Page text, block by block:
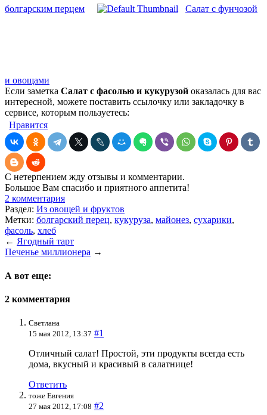
болгарским перцем Салат с фунчозой
и овощами
Если заметка Салат с фасолью и кукурузой оказалась для вас
интересной, можете поставить ссылочку или закладочку в
сервисе, которым пользуетесь:
Нравится
С нетерпением жду отзывы и комментарии.
Большое Вам спасибо и приятного аппетита!
2 комментария
Раздел: Из овощей и фруктов
Метки: болгарский перец, кукуруза, майонез, сухарики,
фасоль, хлеб
← Ягодный тарт
Печенье миллионера →
А вот еще:
2 комментария
Светлана
15 мая 2012, 13:37 #1
Отличный салат! Простой, эти продукты всегда есть
дома, вкусный и красивый в салатнице!
Ответить
тоже Евгения
27 мая 2012, 17:08 #2